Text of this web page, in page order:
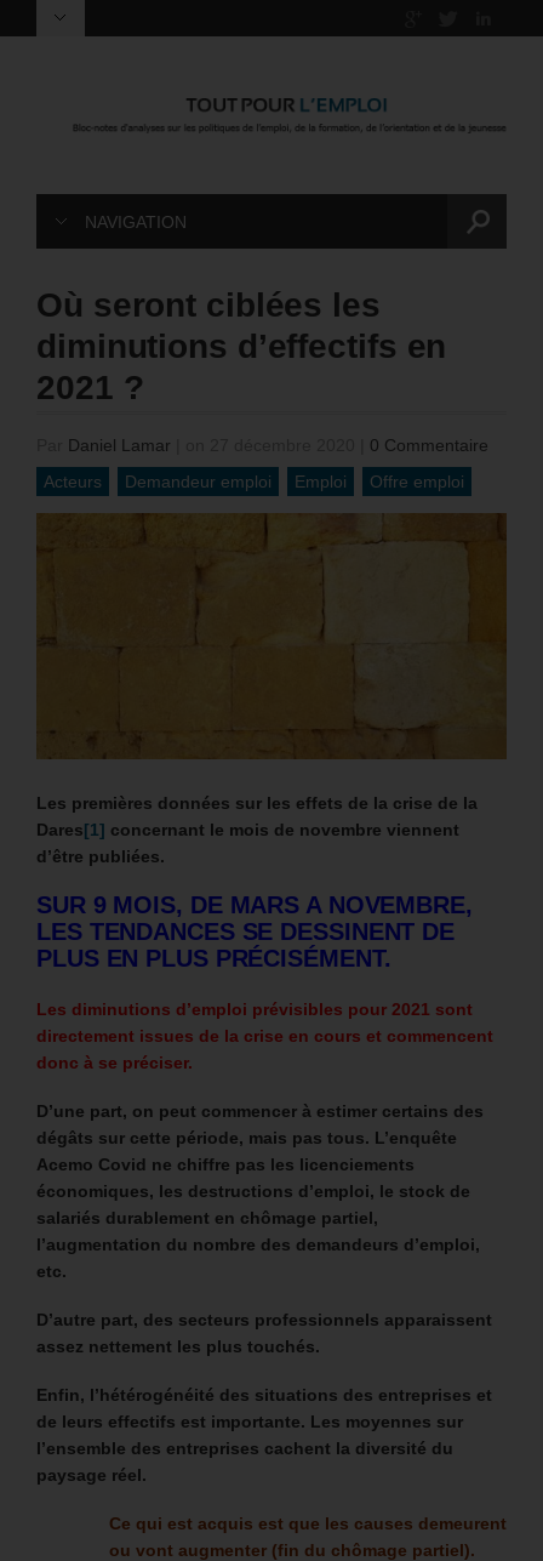
NAVIGATION
Où seront ciblées les
diminutions d’effectifs en
2021 ?
Daniel Lamar
0 Commentaire
Acteurs
Demandeur emploi Emploi Offre emploi
Les premières données sur les effets de la crise de la
Dares[1] concernant le mois de novembre viennent
d’être publiées.
SUR 9 MOIS, DE MARS A NOVEMBRE,
LES TENDANCES SE DESSINENT DE
PLUS EN PLUS PRÉCISÉMENT.
Les diminutions d’emploi prévisibles pour 2021 sont
directement issues de la crise en cours et commencent
donc à se préciser.
D’une part, on peut commencer à estimer certains des
dégâts sur cette période, mais pas tous. L’enquête
Acemo Covid ne chiffre pas les licenciements
économiques, les destructions d’emploi, le stock de
salariés durablement en chômage partiel,
l’augmentation du nombre des demandeurs d’emploi,
etc.
D’autre part, des secteurs professionnels apparaissent
assez nettement les plus touchés.
Enfin, l’hétérogénéité des situations des entreprises et
de leurs effectifs est importante. Les moyennes sur
l’ensemble des entreprises cachent la diversité du
paysage réel.
Ce qui est acquis est que les causes demeurent
ou vont augmenter (fin du chômage partiel).